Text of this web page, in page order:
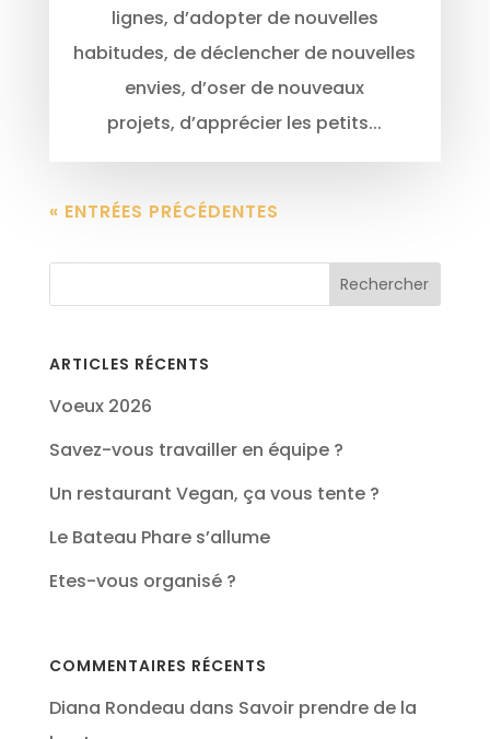
lignes, d’adopter de nouvelles
habitudes, de déclencher de nouvelles
envies, d’oser de nouveaux
projets, d’apprécier les petits...
« ENTRÉES PRÉCÉDENTES
ARTICLES RÉCENTS
Voeux 2026
Savez-vous travailler en équipe ?
Un restaurant Vegan, ça vous tente ?
Le Bateau Phare s’allume
Etes-vous organisé ?
COMMENTAIRES RÉCENTS
Diana Rondeau dans Savoir prendre de la